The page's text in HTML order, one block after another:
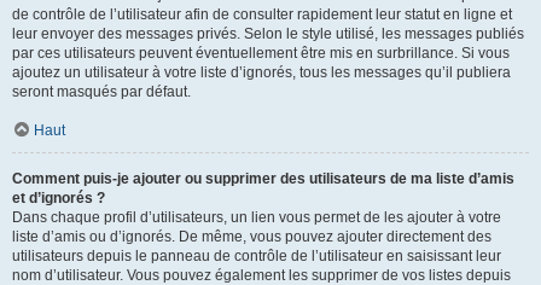
de contrôle de l’utilisateur afin de consulter rapidement leur statut en ligne et
leur envoyer des messages privés. Selon le style utilisé, les messages publiés
par ces utilisateurs peuvent éventuellement être mis en surbrillance. Si vous
ajoutez un utilisateur à votre liste d’ignorés, tous les messages qu’il publiera
seront masqués par défaut.
Haut
Comment puis-je ajouter ou supprimer des utilisateurs de ma liste d’amis
et d’ignorés ?
Dans chaque profil d’utilisateurs, un lien vous permet de les ajouter à votre
liste d’amis ou d’ignorés. De même, vous pouvez ajouter directement des
utilisateurs depuis le panneau de contrôle de l’utilisateur en saisissant leur
nom d’utilisateur. Vous pouvez également les supprimer de vos listes depuis